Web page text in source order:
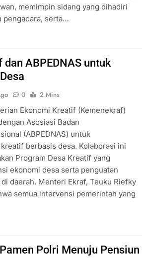
memimpin sidang yang dihadiri
pengacara, serta…
ABPEDNAS untuk
0
2 Mins
Ekonomi Kreatif (Kemenekraf)
Asosiasi Badan
(ABPEDNAS) untuk
berbasis desa. Kolaborasi ini
Program Desa Kreatif yang
ekonomi desa serta penguatan
daerah. Menteri Ekraf, Teuku Riefky
semua intervensi pemerintah yang
Polri Menuju Pensiun